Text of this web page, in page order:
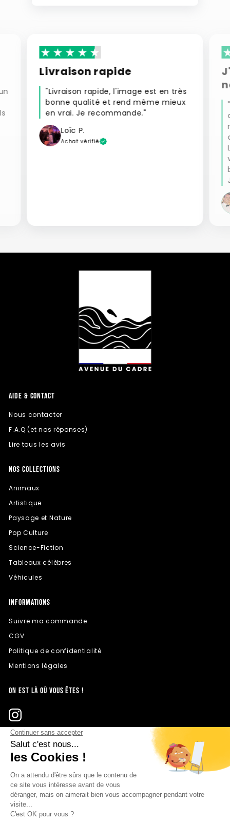
très
J'ai commandé 2
nouveaux cadres
"J'étais hésitant à ma première
commande, mais une fois que je l'ai
réçue, j'ai directement repassé une
commande de 2 autres cadres !
Les images sont encore plus belle en
AIDE & CONTACT
Nous contacter
F.A.Q (et nos réponses)
Lire tous les avis
NOS COLLECTIONS
Animaux
Artistique
Paysage et Nature
Pop Culture
Science-Fiction
Tableaux célèbres
Véhicules
INFORMATIONS
Suivre ma commande
CGV
Politique de confidentialité
Mentions légales
ON EST LÀ OÙ VOUS ÊTES !
© 2025 AVENUE DU CADRE - Tous droits réservés